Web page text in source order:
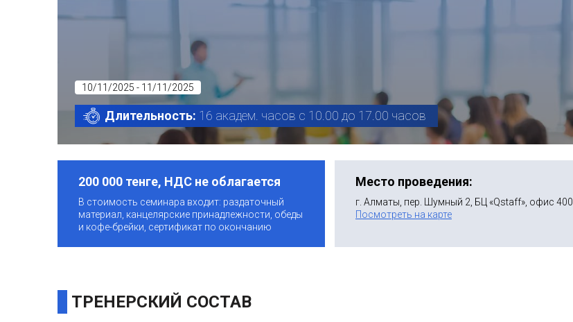
10/11/2025 - 11/11/2025
Длительность: 16 академ. часов с 10.00 до 17.00 часов
200 000 тенге, НДС не облагается
В стоимость семинара входит: раздаточный
материал, канцелярские принадлежности, обеды
и кофе-брейки, сертификат по окончанию
Место проведения:
г. Алматы, пер. Шумный 2, БЦ «Qstaff», офис 400
Посмотреть на карте
ТРЕНЕРСКИЙ СОСТАВ